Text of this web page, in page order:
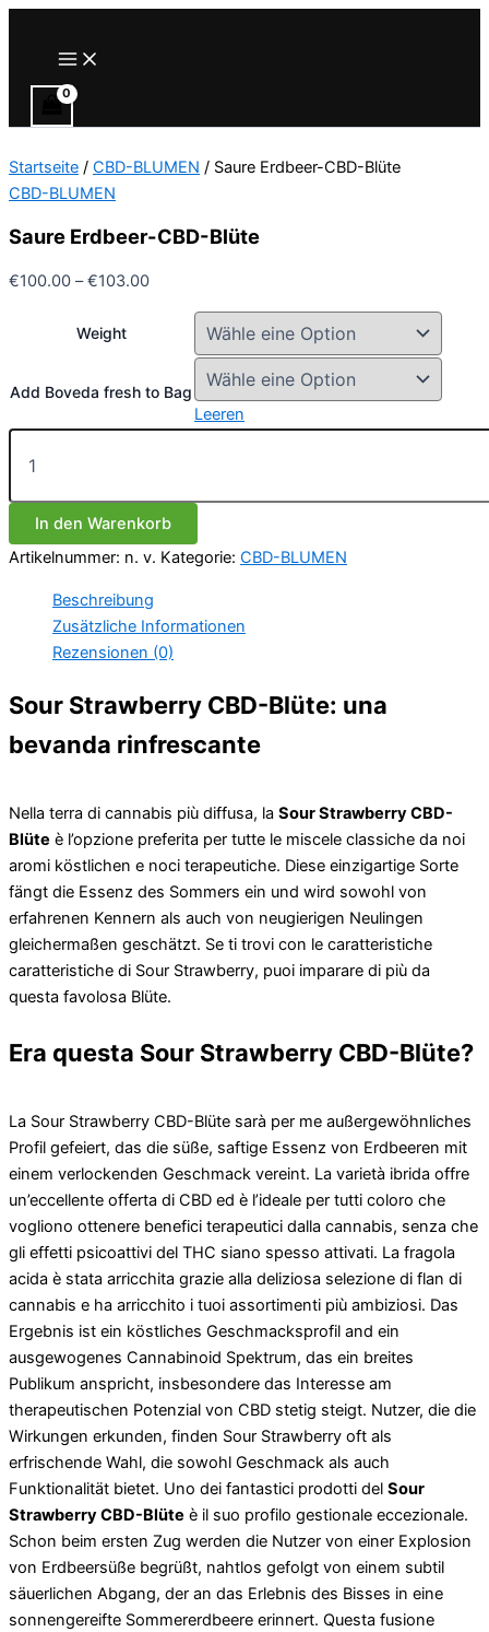
Main
Menu
Startseite / CBD-BLUMEN / Saure Erdbeer-CBD-Blüte
CBD-BLUMEN
Saure Erdbeer-CBD-Blüte
€100.00 –€103.00Preisspanne:
€103.00
Weight
Add Boveda fresh to Bag
Leeren
Saure
Erdbeer-
Blüte
MengeIn den Warenkorb
Artikelnummer: n. v. Kategorie: CBD-BLUMEN
Beschreibung
Zusätzliche Informationen
Rezensionen (0)
Sour Strawberry CBD-Blüte: una
bevanda rinfrescante
Nella terra di cannabis più diffusa, la Sour Strawberry CBD-
Blüte è l’opzione preferita per tutte le miscele classiche da noi
aromi köstlichen e noci terapeutiche. Diese einzigartige Sorte
fängt die Essenz des Sommers ein und wird sowohl von
erfahrenen Kennern als auch von neugierigen Neulingen
gleichermaßen geschätzt. Se ti trovi con le caratteristiche
caratteristiche di Sour Strawberry, puoi imparare di più da
questa favolosa Blüte.
Era questa Sour Strawberry CBD-Blüte?
La Sour Strawberry CBD-Blüte sarà per me außergewöhnliches
Profil gefeiert, das die süße, saftige Essenz von Erdbeeren mit
einem verlockenden Geschmack vereint. La varietà ibrida offre
un’eccellente offerta di CBD ed è l’ideale per tutti coloro che
vogliono ottenere benefici terapeutici dalla cannabis, senza che
gli effetti psicoattivi del THC siano spesso attivati. La fragola
acida è stata arricchita grazie alla deliziosa selezione di flan di
cannabis e ha arricchito i tuoi assortimenti più ambiziosi. Das
Ergebnis ist ein köstliches Geschmacksprofil and ein
ausgewogenes Cannabinoid Spektrum, das ein breites
Publikum anspricht, insbesondere das Interesse am
therapeutischen Potenzial von CBD stetig steigt. Nutzer, die die
Wirkungen erkunden, finden Sour Strawberry oft als
erfrischende Wahl, die sowohl Geschmack als auch
Funktionalität bietet. Uno dei fantastici prodotti del Sour
Strawberry CBD-Blüte è il suo profilo gestionale eccezionale.
Schon beim ersten Zug werden die Nutzer von einer Explosion
von Erdbeersüße begrüßt, nahtlos gefolgt von einem subtil
säuerlichen Abgang, der an das Erlebnis des Bisses in eine
sonnengereifte Sommererdbeere erinnert. Questa fusione